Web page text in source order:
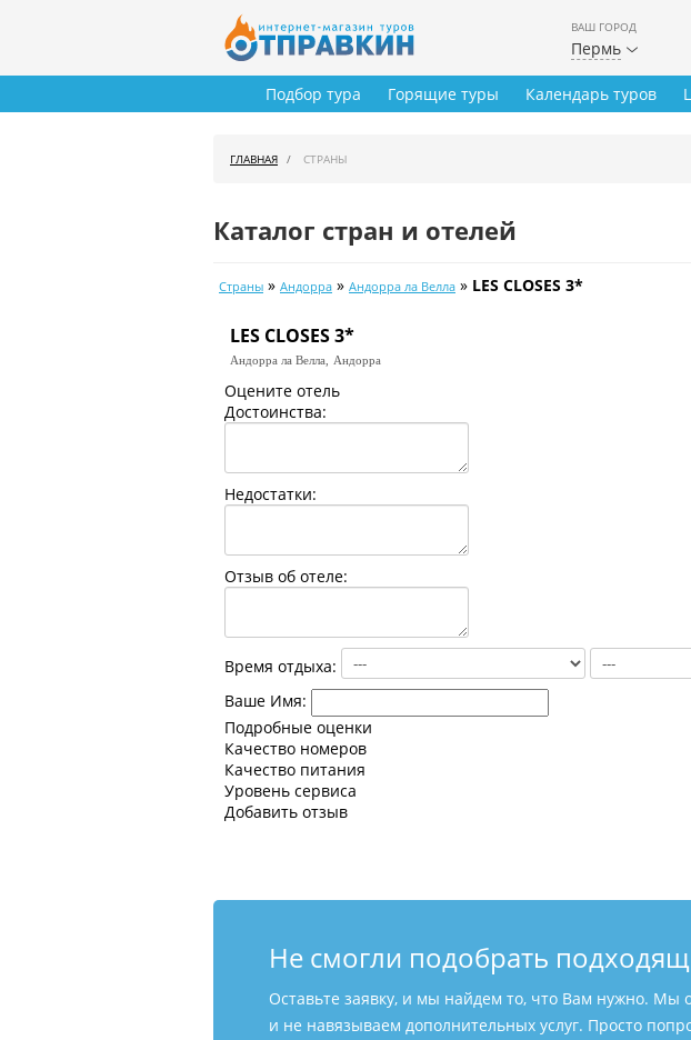
ВАШ ГОРОД
Пермь
Подбор тура Горящие туры Календарь туров
ГЛАВНАЯ СТРАНЫ
Каталог стран и отелей
Страны » Андорра » Андорра ла Велла » LES CLOSES 3*
LES CLOSES 3*
Андорра ла Велла, Андорра
Оцените отель
Достоинства:
Недостатки:
Отзыв об отеле:
Время отдыха:
Ваше Имя:
Подробные оценки
Качество номеров
Качество питания
Уровень сервиса
Добавить отзыв
Не смогли подобрать
Оставьте заявку, и мы найдем то, что Вам нужно. Мы
и не навязываем дополнительных услуг. Просто